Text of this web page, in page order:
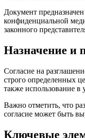
Документ
конфиденциальной
законного
Назначение и
Согласие на
строго определенных
также использование в
Важно отметить, что
согласие может быть
Ключевые